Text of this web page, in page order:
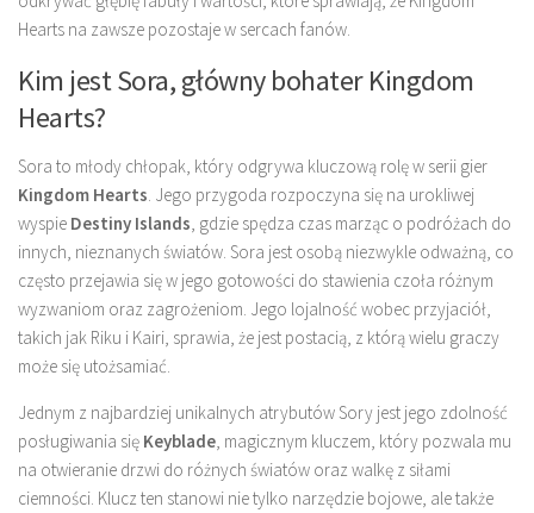
Hearts na zawsze pozostaje w sercach fanów.
Kim jest Sora, główny bohater Kingdom
Hearts?
Sora to młody chłopak, który odgrywa kluczową rolę w serii gier
Kingdom Hearts . Jego przygoda rozpoczyna się na urokliwej
wyspie Destiny Islands , gdzie spędza czas marząc o podróżach do
innych, nieznanych światów. Sora jest osobą niezwykle odważną, co
często przejawia się w jego gotowości do stawienia czoła różnym
wyzwaniom oraz zagrożeniom. Jego lojalność wobec przyjaciół,
takich jak Riku i Kairi, sprawia, że jest postacią, z którą wielu graczy
może się utożsamiać.
Jednym z najbardziej unikalnych atrybutów Sory jest jego zdolność
posługiwania się Keyblade , magicznym kluczem, który pozwala mu
na otwieranie drzwi do różnych światów oraz walkę z siłami
ciemności. Klucz ten stanowi nie tylko narzędzie bojowe, ale także